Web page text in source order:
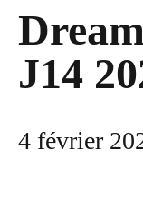
J14
4 février